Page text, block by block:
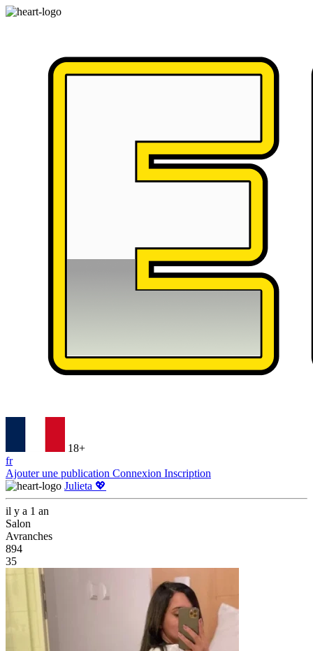
18+
fr
Ajouter une publication Connexion Inscription
Julieta 💖
il y a 1 an
Salon
Avranches
894
35